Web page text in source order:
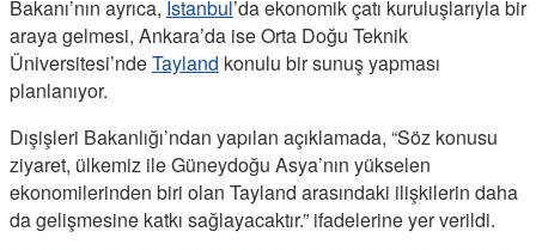
Bakanı’nın ayrıca, İstanbul’da ekonomik çatı kuruluşlarıyla bir
araya gelmesi, Ankara’da ise Orta Doğu Teknik
Üniversitesi’ndeTayland konulu bir sunuş yapması
planlanıyor.
Dışişleri Bakanlığı’ndan yapılan açıklamada, “Söz konusu
ziyaret, ülkemiz ile Güneydoğu Asya’nın yükselen
ekonomilerinden biri olan Tayland arasındaki ilişkilerin daha
da gelişmesine katkı sağlayacaktır.” ifadelerine yer verildi.